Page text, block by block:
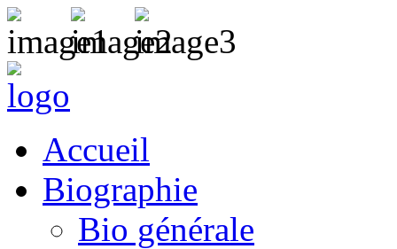
Accueil
Biographie
Bio générale